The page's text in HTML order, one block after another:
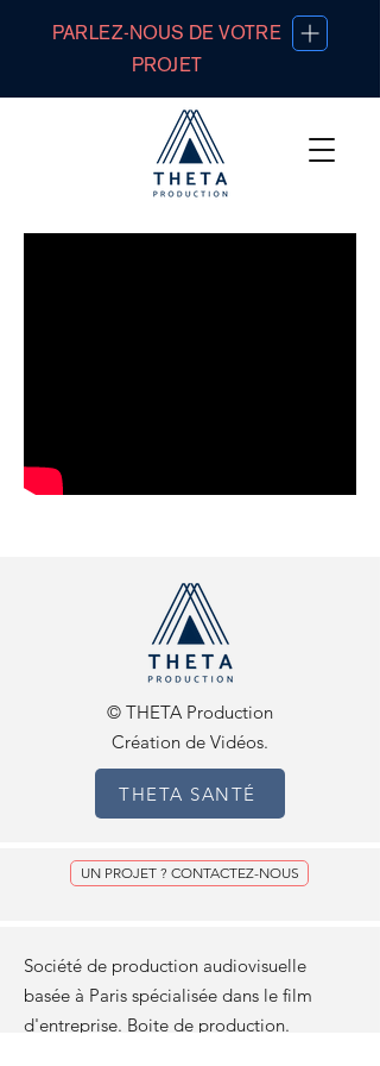
PARLEZ-NOUS DE VOTRE
PROJET
© THETA Production
Création de Vidéos.
THETA SANTÉ
UN PROJET ? CONTACTEZ-NOUS
Société de production audiovisuelle
basée à Paris spécialisée dans le film
d'entreprise. Boite de production.